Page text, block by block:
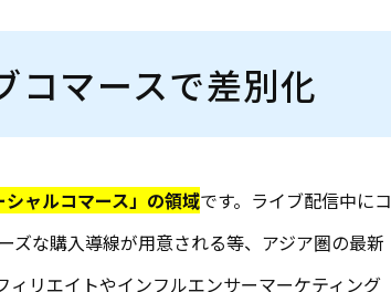
コマースで差別化
シャルコマース」の領域です。ライブ配信中にコ
ズな購入導線が用意される等、アジア圏の最新
ィリエイトやインフルエンサーマーケティング